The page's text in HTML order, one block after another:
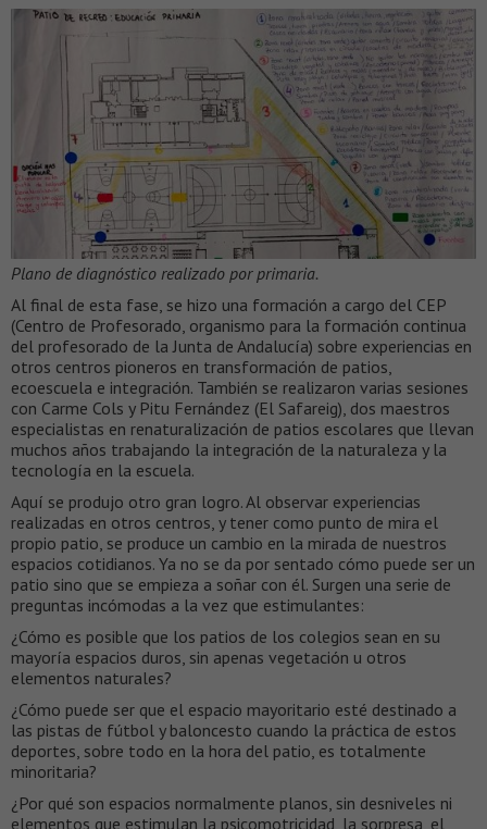
Plano de diagnóstico realizado por primaria.
Al final de esta fase, se hizo una formación a cargo del CEP
(Centro de Profesorado, organismo para la formación continua
del profesorado de la Junta de Andalucía) sobre experiencias en
otros centros pioneros en transformación de patios,
ecoescuela e integración. También se realizaron varias sesiones
con Carme Cols y Pitu Fernández (El Safareig), dos maestros
especialistas en renaturalización de patios escolares que llevan
muchos años trabajando la integración de la naturaleza y la
tecnología en la escuela.
Aquí se produjo otro gran logro. Al observar experiencias
realizadas en otros centros, y tener como punto de mira el
propio patio, se produce un cambio en la mirada de nuestros
espacios cotidianos. Ya no se da por sentado cómo puede ser un
patio sino que se empieza a soñar con él. Surgen una serie de
preguntas incómodas a la vez que estimulantes:
¿Cómo es posible que los patios de los colegios sean en su
mayoría espacios duros, sin apenas vegetación u otros
elementos naturales?
¿Cómo puede ser que el espacio mayoritario esté destinado a
las pistas de fútbol y baloncesto cuando la práctica de estos
deportes, sobre todo en la hora del patio, es totalmente
minoritaria?
¿Por qué son espacios normalmente planos, sin desniveles ni
elementos que estimulan la psicomotricidad, la sorpresa, el